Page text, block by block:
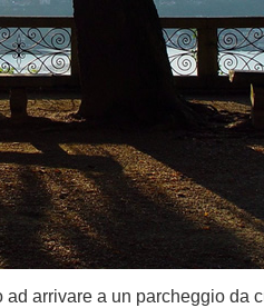
arrivare a un parcheggio da